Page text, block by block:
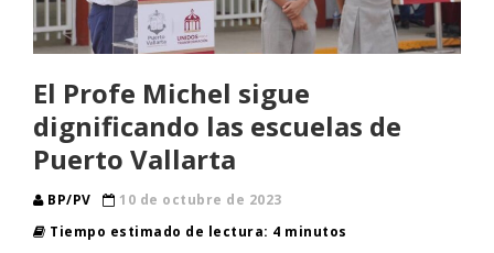
El Profe Michel sigue
dignificando las escuelas de
Puerto Vallarta
BP/PV
10 de octubre de 2023
Tiempo estimado de lectura: 4 minutos